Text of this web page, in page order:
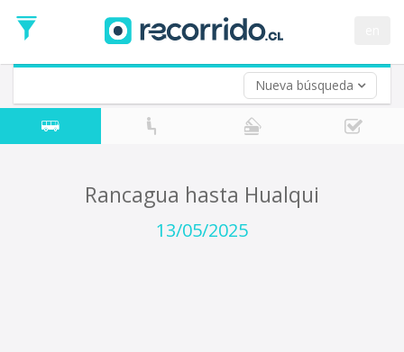
Nueva búsqueda
de
Ida
Vuelta (opcional)
Fecha
de
Rancagua hasta Hualqui
13/05/2025